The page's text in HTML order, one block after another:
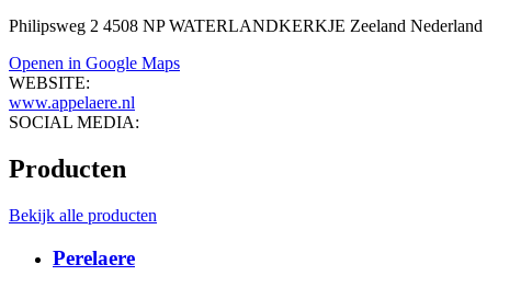
Philipsweg 2 4508 NP WATERLANDKERKJE Zeeland Nederland
Openen in Google Maps
WEBSITE:
www.appelaere.nl
SOCIAL MEDIA:
Producten
Bekijk alle producten
Perelaere